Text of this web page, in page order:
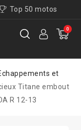
Top 50 motos
0
et
Titane embout
R 12-13